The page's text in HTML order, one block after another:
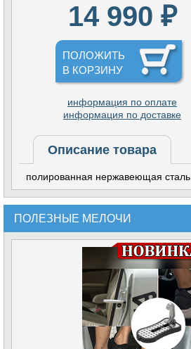
14 990 ₽
ПОЛОЖИТЬ
В КОРЗИНУ
информация по оплате
информация по доставке
Описание товара
полированная нержавеющая сталь
ПОЛЕЗНЫЕ МЕЛОЧИ